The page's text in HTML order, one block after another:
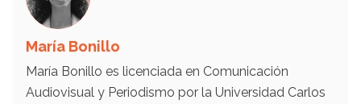
María Bonillo
María Bonillo es licenciada en Comunicación
Audiovisual y Periodismo por la Universidad Carlos